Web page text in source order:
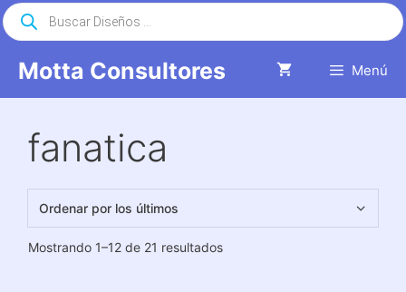
Saltar
al
Motta Consultores Menú
Búsqueda
de
productos
fanatica
Mostrando 1–12 de 21 resultadosOrdenado